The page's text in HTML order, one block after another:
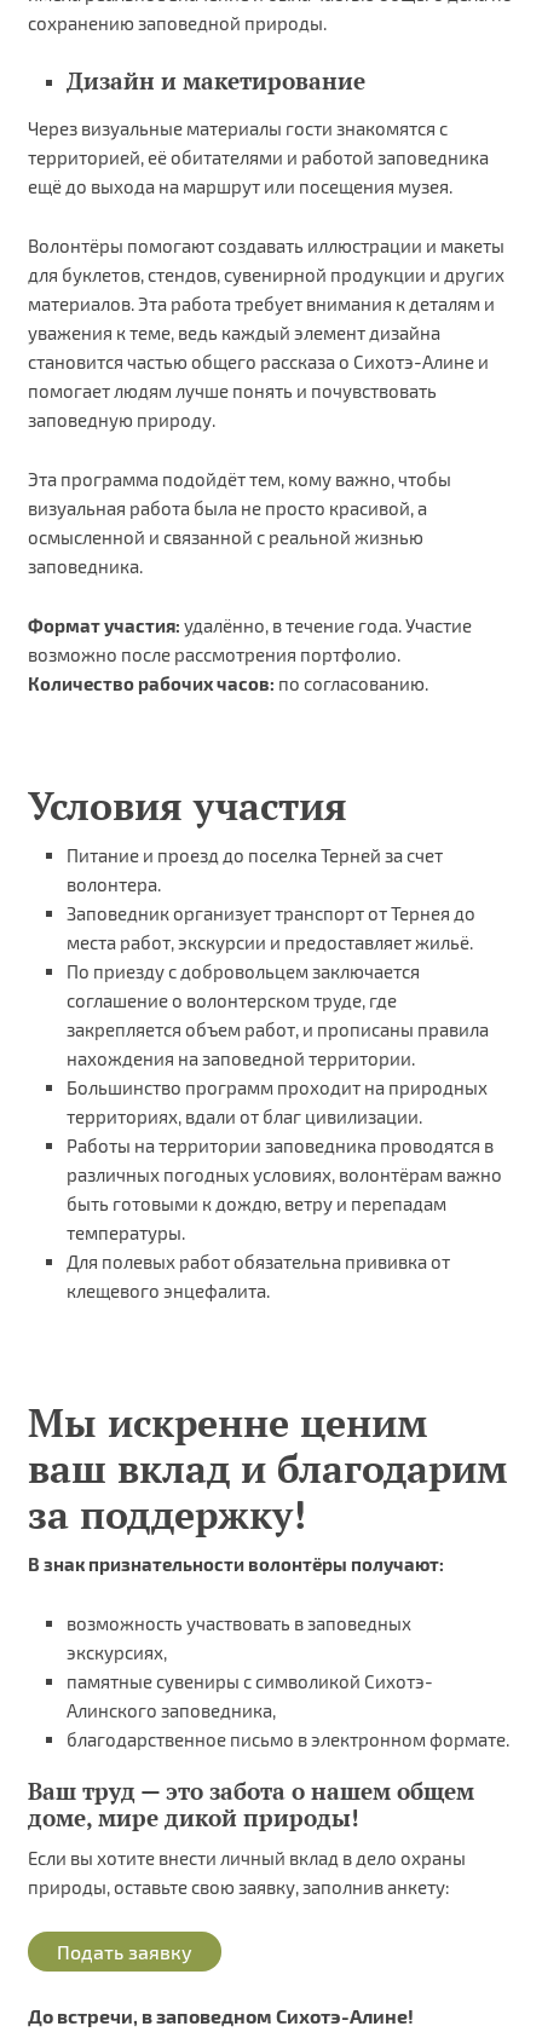
сохранению заповедной природы.
Дизайн и макетирование
Через визуальные материалы гости знакомятся с
территорией, её обитателями и работой заповедника
ещё до выхода на маршрут или посещения музея.
Волонтёры помогают создавать иллюстрации и макеты
для буклетов, стендов, сувенирной продукции и других
материалов. Эта работа требует внимания к деталям и
уважения к теме, ведь каждый элемент дизайна
становится частью общего рассказа о Сихотэ-Алине и
помогает людям лучше понять и почувствовать
заповедную природу.
Эта программа подойдёт тем, кому важно, чтобы
визуальная работа была не просто красивой, а
осмысленной и связанной с реальной жизнью
заповедника.
Формат участия: удалённо, в течение года. Участие
возможно после рассмотрения портфолио.
Количество рабочих часов: по согласованию.
Условия участия
Питание и проезд до поселка Терней за счет
волонтера.
Заповедник организует транспорт от Тернея до
места работ, экскурсии и предоставляет жильё.
По приезду с добровольцем заключается
соглашение о волонтерском труде, где
закрепляется объем работ, и прописаны правила
нахождения на заповедной территории.
Большинство программ проходит на природных
территориях, вдали от благ цивилизации.
Работы на территории заповедника проводятся в
различных погодных условиях, волонтёрам важно
быть готовыми к дождю, ветру и перепадам
температуры.
Для полевых работ обязательна прививка от
клещевого энцефалита.
Мы искренне ценим
ваш вклад и благодарим
за поддержку!
В знак признательности волонтёры получают:
возможность участвовать в заповедных
экскурсиях,
памятные сувениры с символикой Сихотэ-
Алинского заповедника,
благодарственное письмо в электронном формате.
Ваш труд — это забота о нашем общем
доме, мире дикой природы!
Если вы хотите внести личный вклад в дело охраны
природы, оставьте свою заявку, заполнив анкету:
Подать заявку
До встречи, в заповедном Сихотэ-Алине!